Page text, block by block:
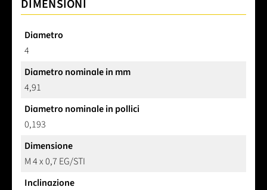
DIMENSIONI
Diametro
4
Diametro nominale in mm
4,91
Diametro nominale in pollici
0,193
Dimensione
M 4 x 0,7 EG/STI
Inclinazione